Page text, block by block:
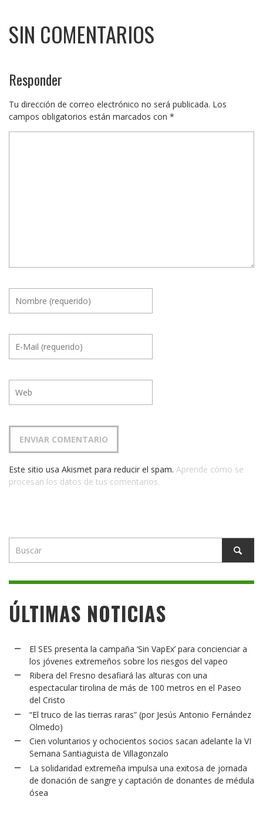
SIN COMENTARIOS
Responder
Tu dirección de correo electrónico no será publicada. Los
campos obligatorios están marcados con *
Este sitio usa Akismet para reducir el spam. Aprende cómo se
procesan los datos de tus comentarios.
ÚLTIMAS NOTICIAS
El SES presenta la campaña ‘Sin VapEx’ para concienciar a
los jóvenes extremeños sobre los riesgos del vapeo
Ribera del Fresno desafiará las alturas con una
espectacular tirolina de más de 100 metros en el Paseo
del Cristo
“El truco de las tierras raras” (por Jesús Antonio Fernández
Olmedo)
Cien voluntarios y ochocientos socios sacan adelante la VI
Semana Santiaguista de Villagonzalo
La solidaridad extremeña impulsa una exitosa de jornada
de donación de sangre y captación de donantes de médula
ósea